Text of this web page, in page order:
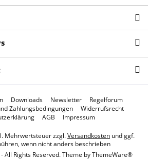
Downloads Newsletter
Regelforum
Zahlungsbedingungen
Widerrufsrecht
AGB Impressum
Mehrwertsteuer zzgl.Versandkosten und ggf.
wenn nicht anders beschrieben
All Rights Reserved. Theme byThemeWare®